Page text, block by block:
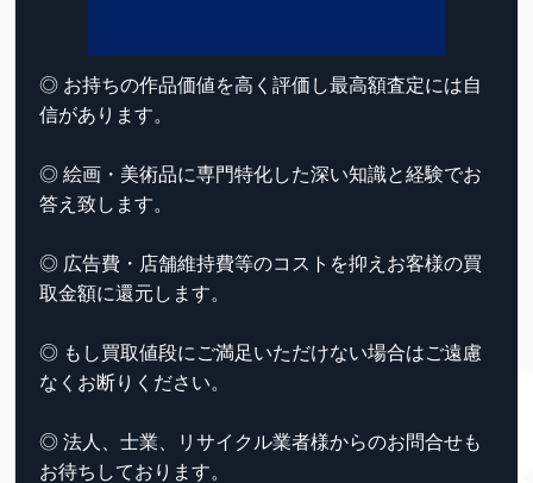
◎ お持ちの作品価値を高く評価し最高額査定には自
信があります。
◎ 絵画・美術品に専門特化した深い知識と経験でお
答え致します。
◎ 広告費・店舗維持費等のコストを抑えお客様の買
取金額に還元します。
◎ もし買取値段にご満足いただけない場合はご遠慮
なくお断りください。
◎ 法人、士業、リサイクル業者様からのお問合せも
お待ちしております。